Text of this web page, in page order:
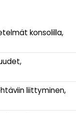
konsolilla,
liittyminen,